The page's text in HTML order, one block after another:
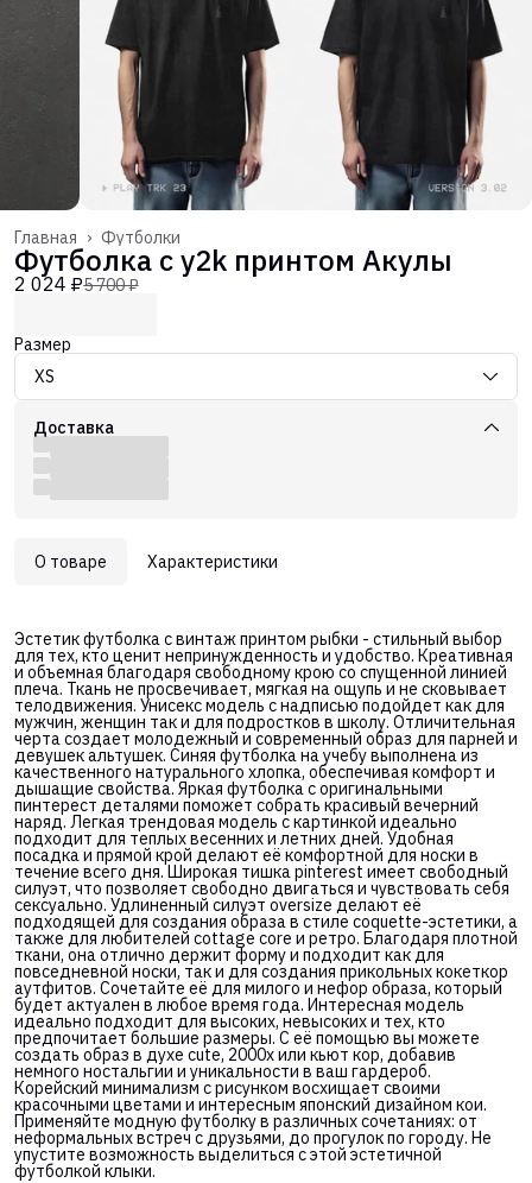
Футболки
Главная ›
Футболка с y2k принтом Акулы
2 024 ₽5 700 ₽
Размер
XS
Доставка
О товаре Характеристики
Эстетик футболка с винтаж принтом рыбки - стильный выбор
для тех, кто ценит непринужденность и удобство. Креативная
и объемная благодаря свободному крою со спущенной линией
плеча. Ткань не просвечивает, мягкая на ощупь и не сковывает
телодвижения. Унисекс модель с надписью подойдет как для
мужчин, женщин так и для подростков в школу. Отличительная
черта создает молодежный и современный образ для парней и
девушек альтушек. Синяя футболка на учебу выполнена из
качественного натурального хлопка, обеспечивая комфорт и
дышащие свойства. Яркая футболка с оригинальными
пинтерест деталями поможет собрать красивый вечерний
наряд. Легкая трендовая модель с картинкой идеально
подходит для теплых весенних и летних дней. Удобная
посадка и прямой крой делают её комфортной для носки в
течение всего дня. Широкая тишка pinterest имеет свободный
силуэт, что позволяет свободно двигаться и чувствовать себя
сексуально. Удлиненный силуэт oversize делают её
подходящей для создания образа в стиле coquette-эстетики, а
также для любителей cottage core и ретро. Благодаря плотной
ткани, она отлично держит форму и подходит как для
повседневной носки, так и для создания прикольных кокеткор
аутфитов. Сочетайте её для милого и нефор образа, который
будет актуален в любое время года. Интересная модель
идеально подходит для высоких, невысоких и тех, кто
предпочитает большие размеры. С её помощью вы можете
создать образ в духе cute, 2000х или кьют кор, добавив
немного ностальгии и уникальности в ваш гардероб.
Корейский минимализм с рисунком восхищает своими
красочными цветами и интересным японский дизайном кои.
Применяйте модную футболку в различных сочетаниях: от
неформальных встреч с друзьями, до прогулок по городу. Не
упустите возможность выделиться с этой эстетичной
футболкой клыки.